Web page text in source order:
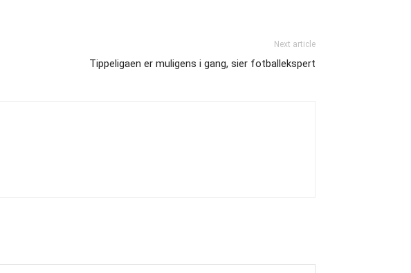
Next article
Tippeligaen er muligens i gang, sier fotballekspert